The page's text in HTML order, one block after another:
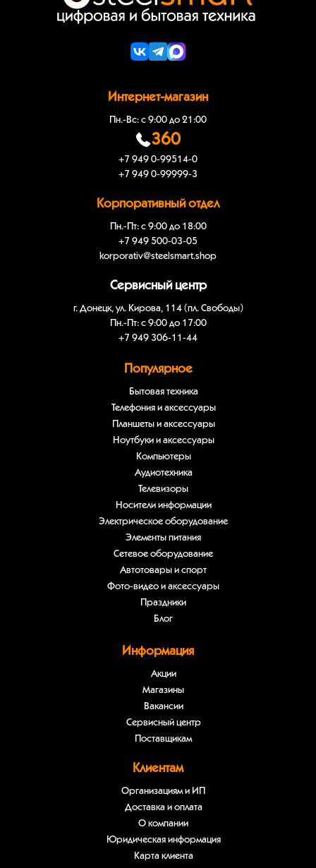
Интернет-магазин
Пн.-Вс: с 9:00 до 21:00
360
+7 949 0-99514-0
+7 949 0-99999-3
Корпоративный отдел
Пн.-Пт: с 9:00 до 18:00
+7 949 500-03-05
korporativ@steelsmart.shop
Сервисный центр
г. Донецк, ул. Кирова, 114 (пл. Свободы)
Пн.-Пт: с 9:00 до 17:00
+7 949 306-11-44
Популярное
Бытовая техника
Телефония и аксессуары
Планшеты и аксессуары
Ноутбуки и аксессуары
Компьютеры
Аудиотехника
Телевизоры
Носители информации
Электрическое оборудование
Элементы питания
Сетевое оборудование
Автотовары и спорт
Фото-видео и аксессуары
Праздники
Блог
Информация
Акции
Магазины
Вакансии
Сервисный центр
Поставщикам
Клиентам
Организациям и ИП
Доставка и оплата
О компании
Юридическая информация
Карта клиента